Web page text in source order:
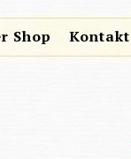
Shop Kontakt